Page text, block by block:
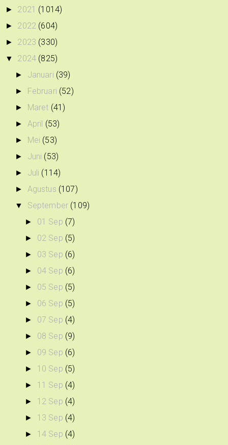
► 2021 (1014)
► 2022 (604)
► 2023 (330)
▼ 2024 (825)
► Januari (39)
► Februari (52)
► Maret (41)
► April (53)
► Mei (53)
► Juni (53)
► Juli (114)
► Agustus (107)
▼ September (109)
► 01 Sep (7)
► 02 Sep (5)
► 03 Sep (6)
► 04 Sep (6)
► 05 Sep (5)
► 06 Sep (5)
► 07 Sep (4)
► 08 Sep (9)
► 09 Sep (6)
► 10 Sep (5)
► 11 Sep (4)
► 12 Sep (4)
► 13 Sep (4)
► 14 Sep (4)